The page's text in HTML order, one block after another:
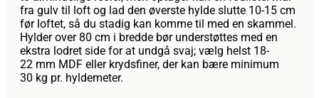
fra gulv til loft og lad den øverste hylde slutte 10-15 cm
før loftet, så du stadig kan komme til med en skammel.
Hylder over 80 cm i bredde bør understøttes med en
ekstra lodret side for at undgå svaj; vælg helst 18-
22 mm MDF eller krydsfiner, der kan bære minimum
30 kg pr. hyldemeter.